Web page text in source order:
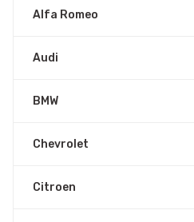
Alfa Romeo
Audi
BMW
Chevrolet
Citroen